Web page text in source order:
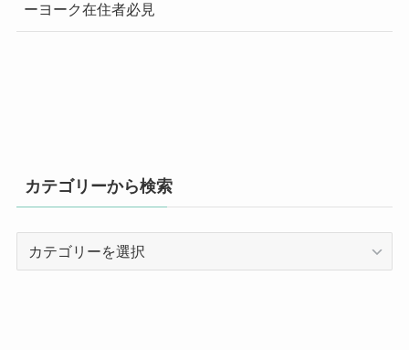
ーヨーク在住者必見
カテゴリーから検索